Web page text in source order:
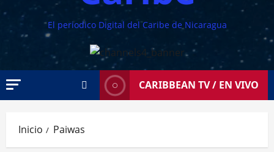
El periodico Digital del Caribe de Nicaragua
CARIBBEAN TV / EN VIVO
Inicio Paiwas